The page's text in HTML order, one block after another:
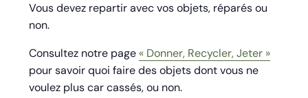
Vous devez repartir avec vos objets, réparés ou
non.
Consultez notre page« Donner, Recycler, Jeter »
pour savoir quoi faire des objets dont vous ne
voulez plus car cassés, ou non.